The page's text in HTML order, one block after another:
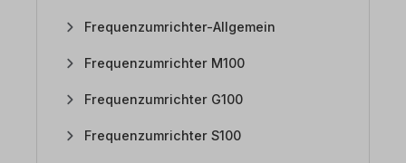
Frequenzumrichter-Allgemein
Frequenzumrichter M100
Frequenzumrichter G100
Frequenzumrichter S100